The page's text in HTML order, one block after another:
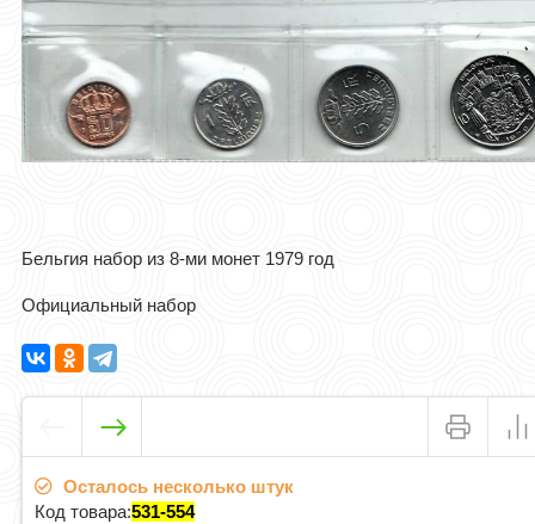
Бельгия набор из 8-ми монет 1979 год
Официальный набор
Осталось несколько штук
Код товара:531-554